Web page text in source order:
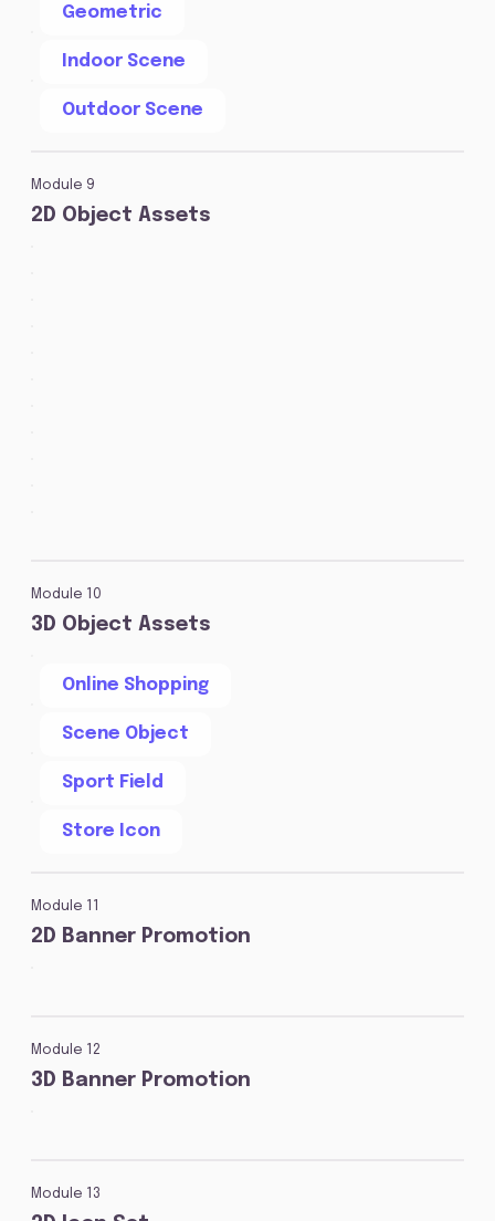
Geometric
Indoor Scene
Outdoor Scene
Module 9
2D Object Assets
Module 10
3D Object Assets
Online Shopping
Scene Object
Sport Field
Store Icon
Module 11
2D Banner Promotion
Module 12
3D Banner Promotion
Module 13